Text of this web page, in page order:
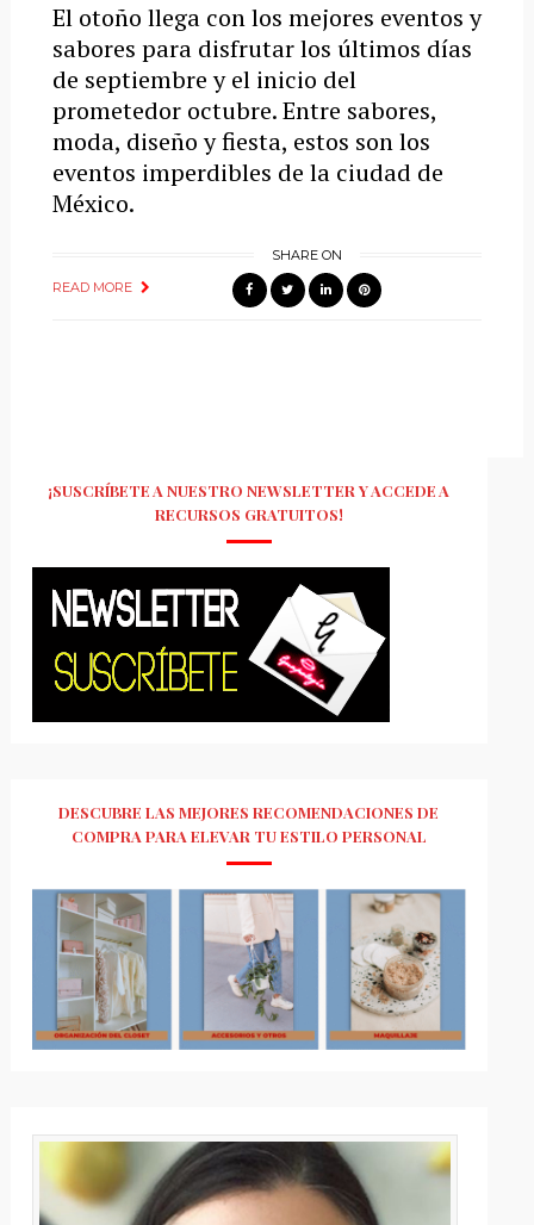
El otoño llega con los mejores eventos y
sabores para disfrutar los últimos días
de septiembre y el inicio del
prometedor octubre. Entre sabores,
moda, diseño y fiesta, estos son los
eventos imperdibles de la ciudad de
México.
READ MORE
SHARE ON
¡SUSCRÍBETE A NUESTRO NEWSLETTER Y ACCEDE A
RECURSOS GRATUITOS!
DESCUBRE LAS MEJORES RECOMENDACIONES DE
COMPRA PARA ELEVAR TU ESTILO PERSONAL